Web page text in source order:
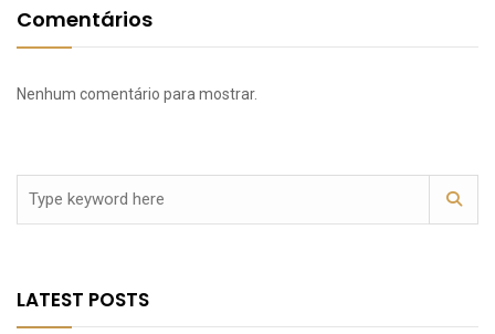
Comentários
Nenhum comentário para mostrar.
LATEST POSTS